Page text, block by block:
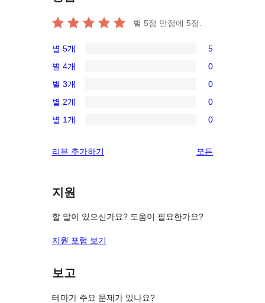
별 5점 만점에 5점.
5/5-
별
점
후
기
별 5개 5
0/4-
별
점
후
별 4개 0
0/3-
별
점
기
별 3개 0
0/2-
별
후
별 2개 0
0/1-
점
기
별 1개 0
리뷰 추가하기 모든
지원
할 말이 있으신가요? 도움이 필요한가요?
지원 포럼 보기
보고
테마가 주요 문제가 있나요?